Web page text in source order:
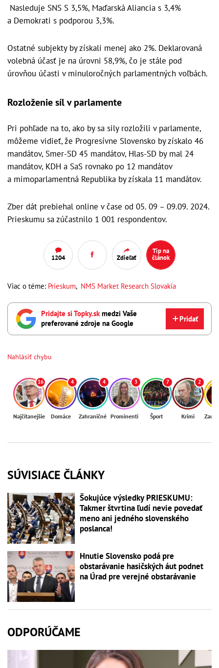
Nasleduje SNS S 3,5%, Maďarská Aliancia s 3,4%
a Demokrati s podporou 3,3%.
Ostatné subjekty by získali menej ako 2%. Deklarovaná
volebná účasť je na úrovni 58,9%, čo je stále pod
úrovňou účasti v minuloročných parlamentných voľbách.
Rozloženie síl v parlamente
Pri pohľade na to, ako by sa sily rozložili v parlamente,
môžeme vidieť, že Progresívne Slovensko by získalo 46
mandátov, Smer-SD 45 mandátov, Hlas-SD by mal 24
mandátov, KDH a SaS rovnako po 12 mandátov
a mimoparlamentná Republika by získala 11 mandátov.
Zber dát prebiehal online v čase od 05. 09 – 09.09. 2024.
Prieskumu sa zúčastnilo 1 001 respondentov.
1204 Zdieľať
Tip na
článok
Viac o téme: Prieskum, NMS Market Research Slovakia
Pridajte si Topky.skmedzi Vaše
preferované zdroje na Google
Pridať
Nahlásiť chybu
16
Najčítanejšie
4
Domáce
4
Zahraničné
3
Prominenti
7
Šport
2
Krimi
SÚVISIACE ČLÁNKY
Šokujúce výsledky PRIESKUMU:
Takmer štvrtina ľudí nevie povedať
meno ani jedného slovenského
poslanca!
Hnutie Slovensko podá pre
obstarávanie hasičských áut podnet
na Úrad pre verejné obstarávanie
ODPORÚČAME